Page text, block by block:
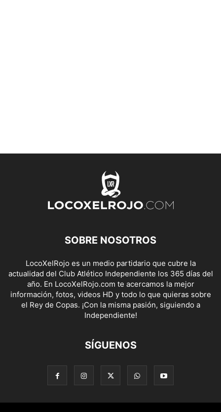
SOBRE NOSOTROS
LocoXelRojo es un medio partidario que cubre la
actualidad del Club Atlético Independiente los 365 días del
año. En LocoXelRojo.com te acercamos la mejor
información, fotos, videos HD y todo lo que quieras sobre
el Rey de Copas. ¡Con la misma pasión, siguiendo a
Independiente!
SÍGUENOS